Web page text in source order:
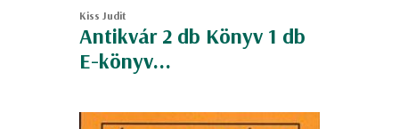
Kiss Judit
Antikvár 2 db Könyv 1 db
E-könyv...